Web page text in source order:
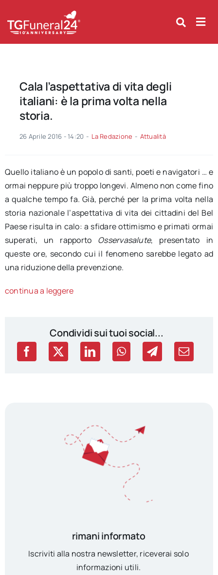
content
Cala l’aspettativa di vita degli
italiani: è la prima volta nella
storia.
26 Aprile 2016 - 14:20 - La Redazione - Attualità
Quello italiano è un popolo di santi, poeti e navigatori … e
ormai neppure più troppo longevi. Almeno non come fino
a qualche tempo fa. Già, perché per la prima volta nella
storia nazionale l’aspettativa di vita dei cittadini del Bel
Paese risulta in calo: a sfidare ottimismo e primati ormai
superati, un rapporto Osservasalute, presentato in
queste ore, secondo cui il fenomeno sarebbe legato ad
una riduzione della prevenzione.
continua a leggere
Condividi sui tuoi social...
rimani informato
Iscriviti alla nostra newsletter, riceverai solo
informazioni utili.